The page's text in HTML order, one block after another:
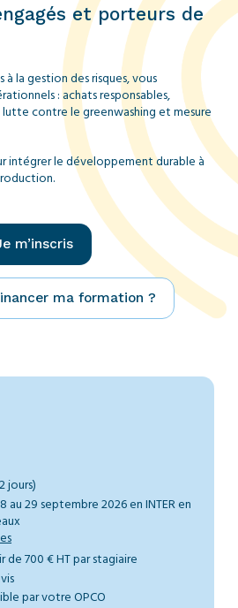
et porteurs de
la gestion des risques, vous
: achats responsables,
contre le greenwashing et mesure
intégrer le développement durable à
.
m’inscris
ma formation ?
jours)
au 29 septembre 2026 en INTER en
de 700 € HT par stagiaire
par votre OPCO